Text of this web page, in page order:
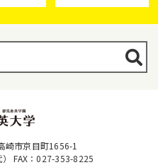
崎市京目町1656-1
FAX：027-353-8225